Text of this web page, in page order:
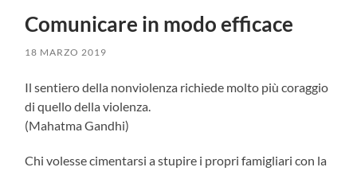
Comunicare in modo efficace
18 MARZO 2019
Il sentiero della nonviolenza richiede molto più coraggio
di quello della violenza.
(Mahatma Gandhi)
Chi volesse cimentarsi a stupire i propri famigliari con la